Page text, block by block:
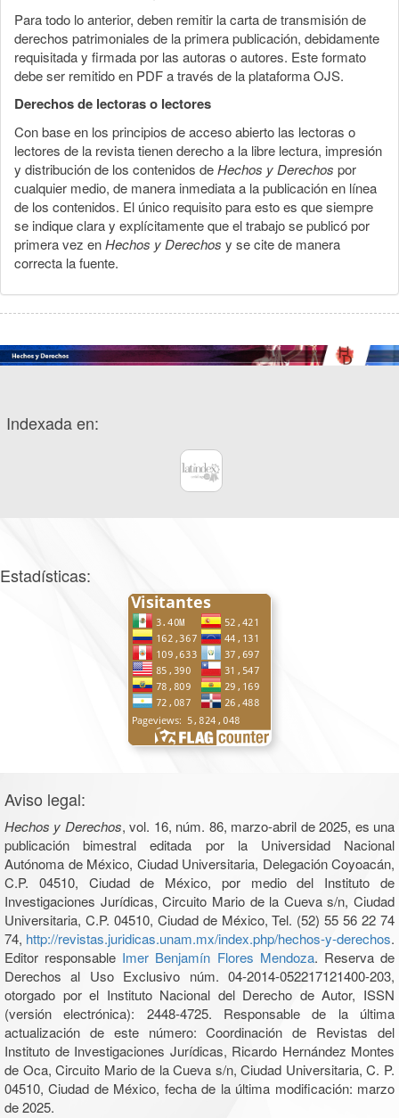
Para todo lo anterior, deben remitir la carta de transmisión de
derechos patrimoniales de la primera publicación, debidamente
requisitada y firmada por las autoras o autores. Este formato
debe ser remitido en PDF a través de la plataforma OJS.
Derechos de lectoras o lectores
Con base en los principios de acceso abierto las lectoras o
lectores de la revista tienen derecho a la libre lectura, impresión
y distribución de los contenidos deHechos y Derechos por
cualquier medio, de manera inmediata a la publicación en línea
de los contenidos. El único requisito para esto es que siempre
se indique clara y explícitamente que el trabajo se publicó por
primera vez enHechos y Derechos y se cite de manera
correcta la fuente.
Indexada en:
Estadísticas:
Aviso legal:
Hechos y Derechos, vol. 16, núm. 86, marzo-abril de 2025, es una
publicación bimestral editada por la Universidad Nacional
Autónoma de México, Ciudad Universitaria, Delegación Coyoacán,
C.P. 04510, Ciudad de México, por medio del Instituto de
Investigaciones Jurídicas, Circuito Mario de la Cueva s/n, Ciudad
Universitaria, C.P. 04510, Ciudad de México, Tel. (52) 55 56 22 74
74, http://revistas.juridicas.unam.mx/index.php/hechos-y-derechos.
Editor responsable Imer Benjamín Flores Mendoza. Reserva de
Derechos al Uso Exclusivo núm. 04-2014-052217121400-203,
otorgado por el Instituto Nacional del Derecho de Autor, ISSN
(versión electrónica): 2448-4725. Responsable de la última
actualización de este número: Coordinación de Revistas del
Instituto de Investigaciones Jurídicas, Ricardo Hernández Montes
de Oca, Circuito Mario de la Cueva s/n, Ciudad Universitaria, C. P.
04510, Ciudad de México, fecha de la última modificación: marzo
de 2025.